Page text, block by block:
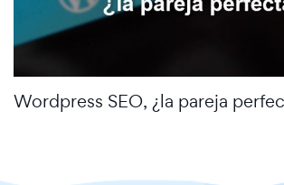
Wordpress SEO, ¿la pareja